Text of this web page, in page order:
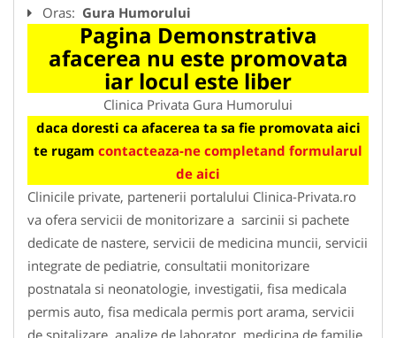
Oras: Gura Humorului
Pagina Demonstrativa
afacerea nu este promovata
iar locul este liber
Clinica Privata Gura Humorului
daca doresti ca afacerea ta sa fie promovata aici
te rugam contacteaza-ne completand formularul
de aici
Clinicile private, partenerii portalului Clinica-Privata.ro
va ofera servicii de monitorizare a sarcinii si pachete
dedicate de nastere, servicii de medicina muncii, servicii
integrate de pediatrie, consultatii monitorizare
postnatala si neonatologie, investigatii, fisa medicala
permis auto, fisa medicala permis port arama, servicii
de spitalizare, analize de laborator, medicina de familie,